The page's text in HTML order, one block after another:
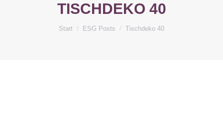
TISCHDEKO 40
Sie befinden sich hier:
Start ESG Posts Tischdeko 40